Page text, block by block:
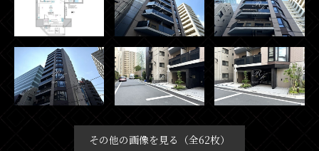
その他の画像を見る（全62枚）